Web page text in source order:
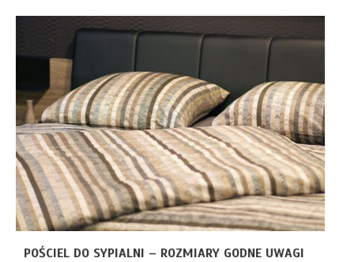
CZERWONA SUKIENKA Z PIÓRAMI – JAKIE ELEMENTY